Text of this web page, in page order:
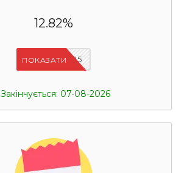
12.82%
UASC05
ПОКАЗАТИ
Закінчується: 07-08-2026